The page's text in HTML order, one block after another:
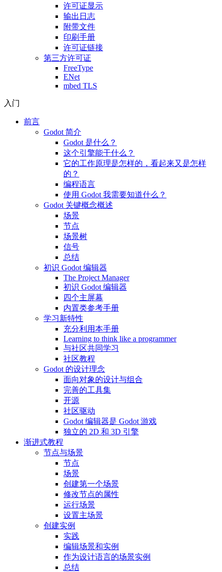
许可证显示
输出日志
附带文件
印刷手册
许可证链接
第三方许可证
FreeType
ENet
mbed TLS
入门
前言
Godot 简介
Godot 是什么？
这个引擎能干什么？
它的工作原理是怎样的，看起来又是怎样
的？
编程语言
使用 Godot 我需要知道什么？
Godot 关键概念概述
场景
节点
场景树
信号
总结
初识 Godot 编辑器
The Project Manager
初识 Godot 编辑器
四个主屏幕
内置类参考手册
学习新特性
充分利用本手册
Learning to think like a programmer
与社区共同学习
社区教程
Godot 的设计理念
面向对象的设计与组合
完善的工具集
开源
社区驱动
Godot 编辑器是 Godot 游戏
独立的 2D 和 3D 引擎
渐进式教程
节点与场景
节点
场景
创建第一个场景
修改节点的属性
运行场景
设置主场景
创建实例
实践
编辑场景和实例
作为设计语言的场景实例
总结